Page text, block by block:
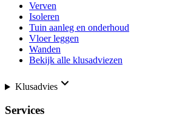
Verven
Isoleren
Tuin aanleg en onderhoud
Vloer leggen
Wanden
Bekijk alle klusadviezen
Klusadvies
Services